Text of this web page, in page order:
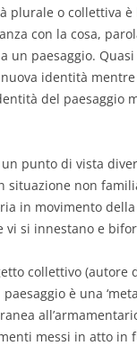
plurale o collettiva
con la cosa,
un paesaggio.
identità
del paesaggio
un punto di vista
situazione non
in movimento
vi si innestano e
collettivo
è una
messi in atto in